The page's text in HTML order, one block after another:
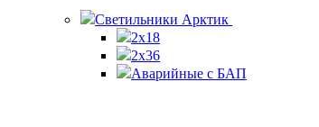
Светильники Арктик
2х18
2x36
Аварийные с БАП